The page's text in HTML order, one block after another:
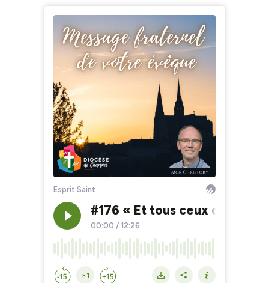
Esprit Saint
#176 « Et tous ceux qui le
00:00 / 12:26
×1